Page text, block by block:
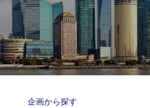
企画から探す